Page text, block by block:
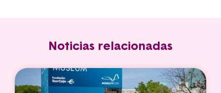
Noticias relacionadas